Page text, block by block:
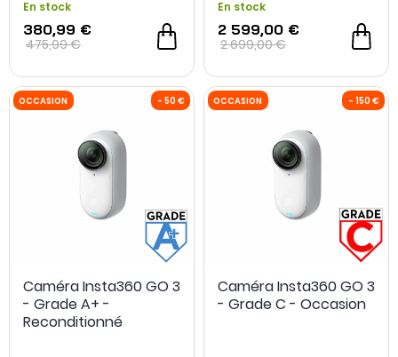
OCCASION
En stock
380,99 €
475,99 €
En stock
2 599,00 €
2 699,00 €
Caméra Insta360 GO 3
- Grade A+ -
Reconditionné
Caméra Insta360 GO 3
- Grade C - Occasion